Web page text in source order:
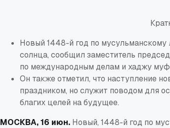
Новый 1448-й год по мусульманскому
солнца, сообщил заместитель
по международным делам и хаджу
Он также отметил, что наступление
праздником, но служит поводом для
благих целей на будущее.
МОСКВА, 16 июн. Новый, 1448-й год по